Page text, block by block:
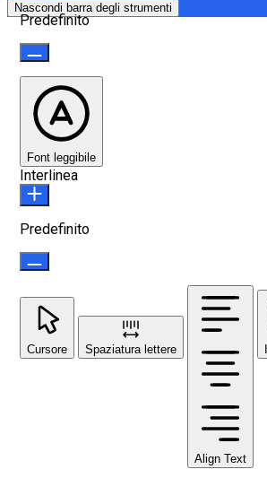
Nascondi barra degli strumenti
Predefinito
Font leggibile
Interlinea
Predefinito
Cursore Spaziatura lettere
Align Text